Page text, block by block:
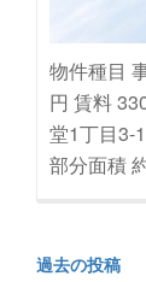
物件種目
円 賃料
堂1丁目3-
部分面積
投
過去の投稿